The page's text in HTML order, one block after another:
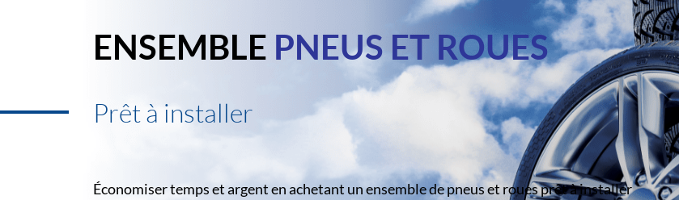
ENSEMBLE PNEUS ET ROUES
Prêt à installer
Économiser temps et argent en achetant un ensemble de pneus et roues prêt à installer